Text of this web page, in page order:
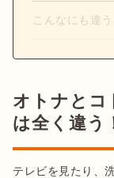
こんなにも違
オトナとコ
は全く違う
テレビを見たり、